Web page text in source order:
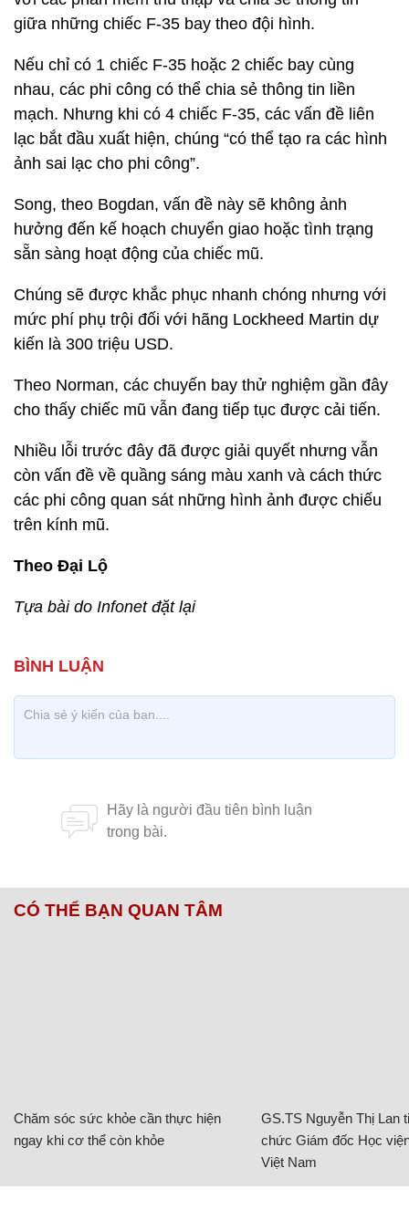
giữa những chiếc F-35 bay theo đội hình.
Nếu chỉ có 1 chiếc F-35 hoặc 2 chiếc bay cùng
nhau, các phi công có thể chia sẻ thông tin liền
mạch. Nhưng khi có 4 chiếc F-35, các vấn đề liên
lạc bắt đầu xuất hiện, chúng “có thể tạo ra các hình
ảnh sai lạc cho phi công”.
Song, theo Bogdan, vấn đề này sẽ không ảnh
hưởng đến kế hoạch chuyển giao hoặc tình trạng
sẵn sàng hoạt động của chiếc mũ.
Chúng sẽ được khắc phục nhanh chóng nhưng với
mức phí phụ trội đối với hãng Lockheed Martin dự
kiến là 300 triệu USD.
Theo Norman, các chuyến bay thử nghiệm gần đây
cho thấy chiếc mũ vẫn đang tiếp tục được cải tiến.
Nhiều lỗi trước đây đã được giải quyết nhưng vẫn
còn vấn đề về quầng sáng màu xanh và cách thức
các phi công quan sát những hình ảnh được chiếu
trên kính mũ.
Theo Đại Lộ
Tựa bài do Infonet đặt lại
CÓ THỂ BẠN QUAN TÂM
Chăm sóc sức khỏe cần thực hiện
ngay khi cơ thể còn khỏe
GS.TS Nguyễn Thị Lan
chức Giám đốc Học
Việt Nam